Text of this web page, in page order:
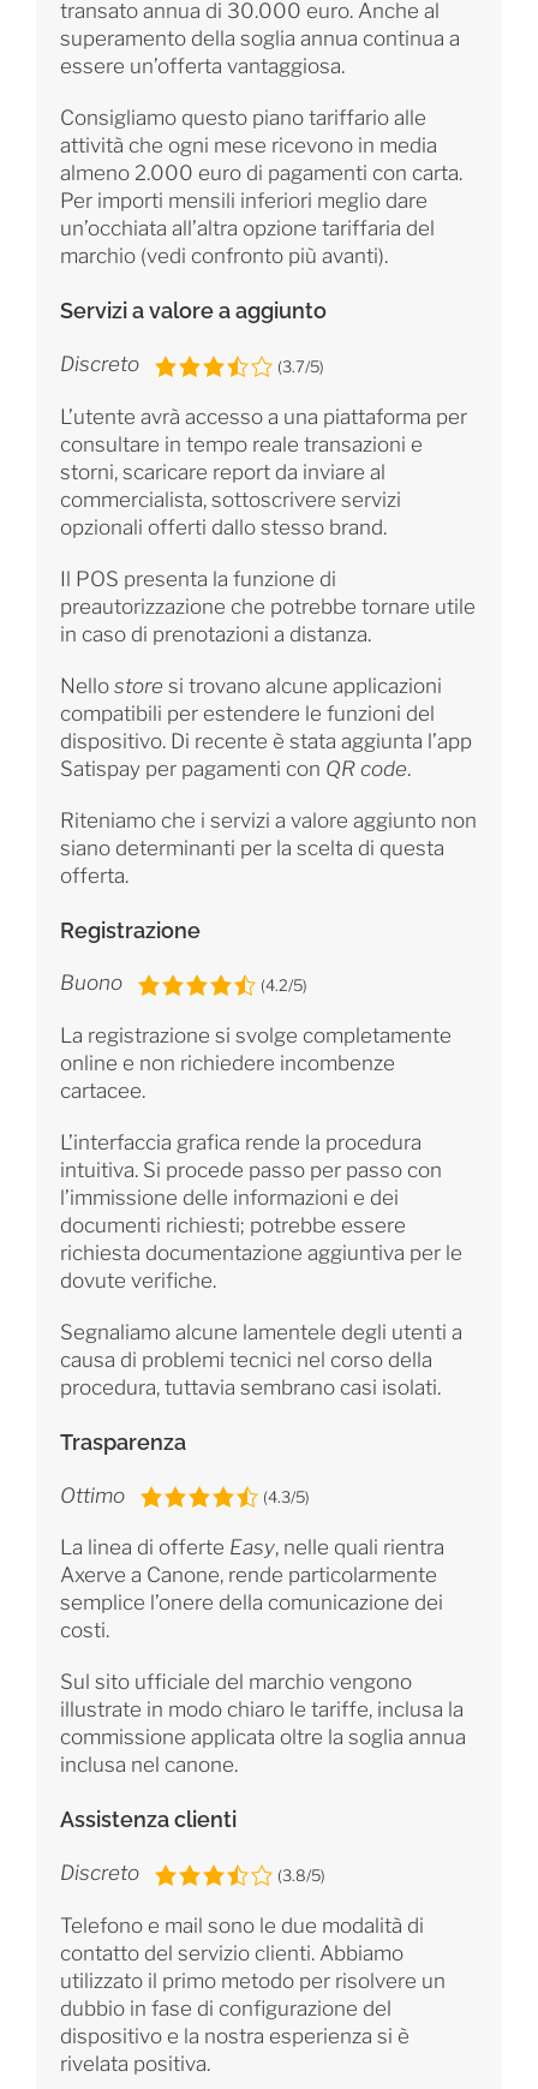
transato annua di 30.000 euro. Anche al
superamento della soglia annua continua a
essere un’offerta vantaggiosa.
Consigliamo questo piano tariffario alle
attività che ogni mese ricevono in media
almeno 2.000 euro di pagamenti con carta.
Per importi mensili inferiori meglio dare
un’occhiata all’altra opzione tariffaria del
marchio (vedi confronto più avanti).
Servizi a valore a aggiunto
Discreto (3.7/5)
L’utente avrà accesso a una piattaforma per
consultare in tempo reale transazioni e
storni, scaricare report da inviare al
commercialista, sottoscrivere servizi
opzionali offerti dallo stesso brand.
Il POS presenta la funzione di
preautorizzazione che potrebbe tornare utile
in caso di prenotazioni a distanza.
Nello storesi trovano alcune applicazioni
compatibili per estendere le funzioni del
dispositivo. Di recente è stata aggiunta l’app
Satispay per pagamenti con QR code.
Riteniamo che i servizi a valore aggiunto non
siano determinanti per la scelta di questa
offerta.
Registrazione
Buono (4.2/5)
La registrazione si svolge completamente
online e non richiedere incombenze
cartacee.
L’interfaccia grafica rende la procedura
intuitiva. Si procede passo per passo con
l’immissione delle informazioni e dei
documenti richiesti; potrebbe essere
richiesta documentazione aggiuntiva per le
dovute verifiche.
Segnaliamo alcune lamentele degli utenti a
causa di problemi tecnici nel corso della
procedura, tuttavia sembrano casi isolati.
Trasparenza
Ottimo (4.3/5)
La linea di offerte Easy, nelle quali rientra
Axerve a Canone, rende particolarmente
semplice l’onere della comunicazione dei
costi.
Sul sito ufficiale del marchio vengono
illustrate in modo chiaro le tariffe, inclusa la
commissione applicata oltre la soglia annua
inclusa nel canone.
Assistenza clienti
Discreto (3.8/5)
Telefono e mail sono le due modalità di
contatto del servizio clienti. Abbiamo
utilizzato il primo metodo per risolvere un
dubbio in fase di configurazione del
dispositivo e la nostra esperienza si è
rivelata positiva.